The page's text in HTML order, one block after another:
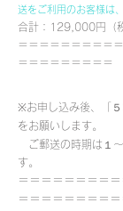
送をご利用のお客様は
合計：129,000円（
＝＝＝＝＝＝＝＝＝
＝＝＝＝＝＝＝＝＝
※お申し込み後、「
をお願いします。
ご郵送の時期は１
す。
＝＝＝＝＝＝＝＝
＝＝＝＝＝＝＝＝＝